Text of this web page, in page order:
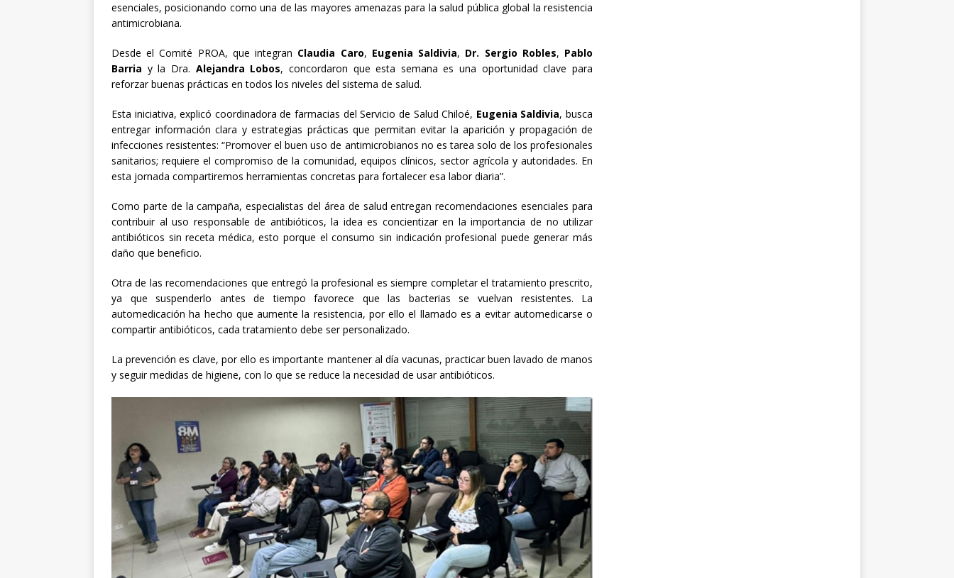
esenciales, posicionando como una de las mayores amenazas para la salud pública global la resistencia
antimicrobiana.
Desde el Comité PROA, que integran Claudia Caro, Eugenia Saldivia, Dr. Sergio Robles, Pablo
Barria y la Dra. Alejandra Lobos, concordaron que esta semana es una oportunidad clave para
reforzar buenas prácticas en todos los niveles del sistema de salud.
Esta iniciativa, explicó coordinadora de farmacias del Servicio de Salud Chiloé, Eugenia Saldivia, busca
entregar información clara y estrategias prácticas que permitan evitar la aparición y propagación de
infecciones resistentes: “Promover el buen uso de antimicrobianos no es tarea solo de los profesionales
sanitarios; requiere el compromiso de la comunidad, equipos clínicos, sector agrícola y autoridades. En
esta jornada compartiremos herramientas concretas para fortalecer esa labor diaria”.
Como parte de la campaña, especialistas del área de salud entregan recomendaciones esenciales para
contribuir al uso responsable de antibióticos, la idea es concientizar en la importancia de no utilizar
antibióticos sin receta médica, esto porque el consumo sin indicación profesional puede generar más
daño que beneficio.
Otra de las recomendaciones que entregó la profesional es siempre completar el tratamiento prescrito,
ya que suspenderlo antes de tiempo favorece que las bacterias se vuelvan resistentes. La
automedicación ha hecho que aumente la resistencia, por ello el llamado es a evitar automedicarse o
compartir antibióticos, cada tratamiento debe ser personalizado.
La prevención es clave, por ello es importante mantener al día vacunas, practicar buen lavado de manos
y seguir medidas de higiene, con lo que se reduce la necesidad de usar antibióticos.